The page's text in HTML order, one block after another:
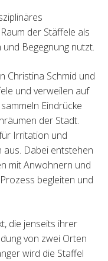
der Stäffele als
Begegnung nutzt.
Christina Schmid und
und verweilen auf
Eindrücke
der Stadt.
Irritation und
aus. Dabei entstehen
mit Anwohnern und
begleiten und
die jenseits ihrer
von zwei Orten
wird die Staffel